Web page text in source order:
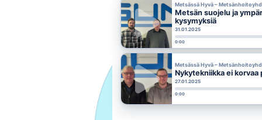
Metsässä Hyvä –
Metsän suojelu ja
kysymyksiä
31.01.2025
0:00
Metsässä Hyvä –
Nykytekniikka ei
27.01.2025
0:00